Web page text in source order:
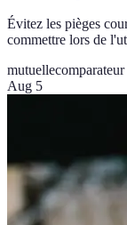
Évitez les pièges
commettre lors de
mutuellecomparateur
Aug 5